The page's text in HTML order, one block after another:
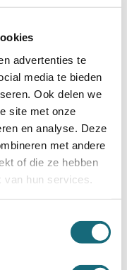
advertenties te
media te bieden
Ook delen we
site met onze
en analyse. Deze
met andere
of die ze hebben
hun services.
kluizen
Bij Budgetkluis.nl
hier
verschillende
zou het eeuwig
uw camera met